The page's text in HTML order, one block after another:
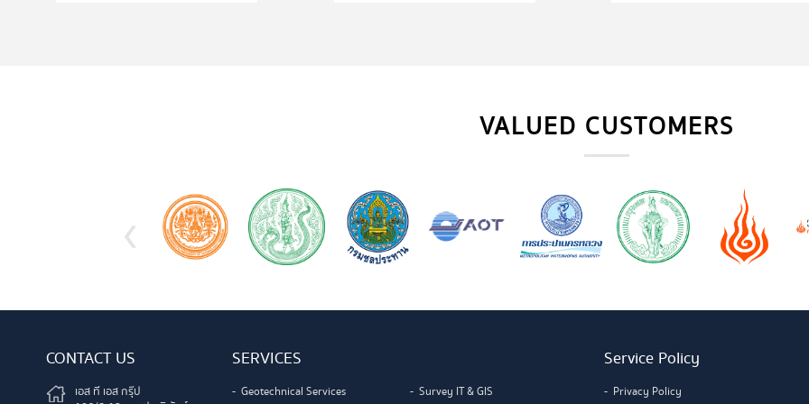
VALUED CUSTOMERS
‹
CONTACT US
เอส ที เอส กรุ๊ป
SERVICES
Geotechnical Services Survey IT & GIS
Service Policy
Privacy Policy